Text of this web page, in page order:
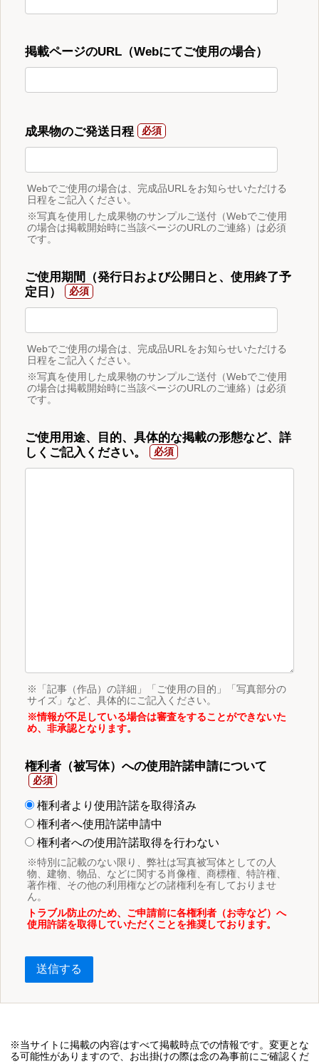
掲載ページのURL（Webにてご使用の場合）
成果物のご発送日程
Webでご使用の場合は、完成品URLをお知らせいただける
日程をご記入ください。
※写真を使用した成果物のサンプルご送付（Webでご使用
の場合は掲載開始時に当該ページのURLのご連絡）は必須
です。
ご使用期間（発行日および公開日と、使用終了予
定日）
Webでご使用の場合は、完成品URLをお知らせいただける
日程をご記入ください。
※写真を使用した成果物のサンプルご送付（Webでご使用
の場合は掲載開始時に当該ページのURLのご連絡）は必須
です。
ご使用用途、目的、具体的な掲載の形態など、詳
しくご記入ください。
※「記事（作品）の詳細」「ご使用の目的」「写真部分の
サイズ」など、具体的にご記入ください。
※情報が不足している場合は審査をすることができないた
め、非承認となります。
権利者（被写体）への使用許諾申請について
権利者より使用許諾を取得済み
権利者へ使用許諾申請中
権利者への使用許諾取得を行わない
※特別に記載のない限り、弊社は写真被写体としての人
物、建物、物品、などに関する肖像権、商標権、特許権、
著作権、その他の利用権などの諸権利を有しておりませ
ん。
トラブル防止のため、ご申請前に各権利者（お寺など）へ
使用許諾を取得していただくことを推奨しております。
送信する
※当サイトに掲載の内容はすべて掲載時点での情報です。変更とな
る可能性がありますので、お出掛けの際は念の為事前にご確認くだ